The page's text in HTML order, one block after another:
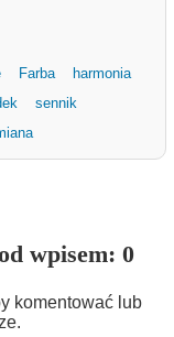
Farba
harmonia
sennik
wpisem: 0
komentować lub